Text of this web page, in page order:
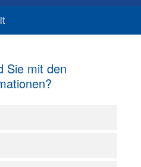
Sie mit den